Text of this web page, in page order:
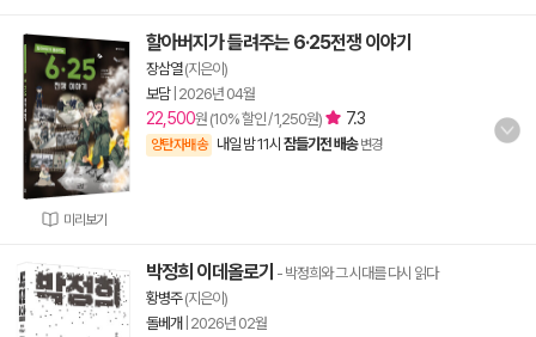
미리보기
할아버지가 들려주는 6·25전쟁 이야기
장삼열(지은이)
보담| 2026년 04월
22,500원 (10% 할인 / 1,250원) 7.3
양탄자배송 내일 밤 11시 잠들기전 배송 변경
박정희 이데올로기 - 박정희와 그 시대를 다시 읽다
황병주(지은이)
돌베개 2026년 02월